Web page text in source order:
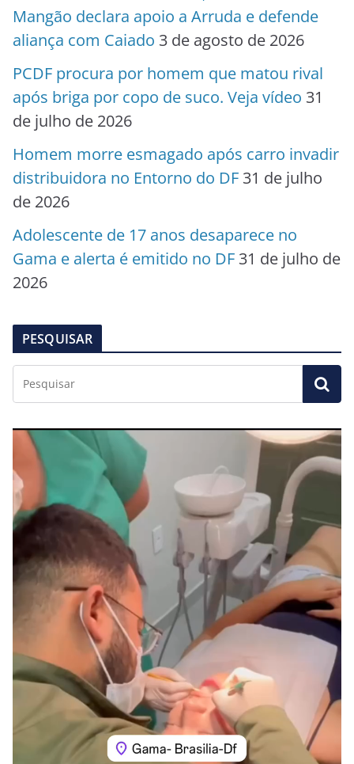
Mangão declara apoio a Arruda e defende
aliança com Caiado 3 de agosto de 2026
PCDF procura por homem que matou rival
após briga por copo de suco. Veja vídeo 31
de julho de 2026
Homem morre esmagado após carro invadir
distribuidora no Entorno do DF 31 de julho
de 2026
Adolescente de 17 anos desaparece no
Gama e alerta é emitido no DF 31 de julho de
2026
PESQUISAR